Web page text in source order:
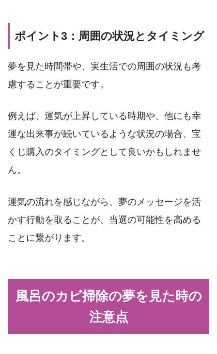
ポイント3：周囲の状況とタイミング
夢を見た時間帯や、実生活での周囲の状況も考
慮することが重要です。
例えば、運気が上昇している時期や、他にも幸
運な出来事が続いているような状況の場合、宝
くじ購入のタイミングとして良いかもしれませ
ん。
運気の流れを感じながら、夢のメッセージを活
かす行動を取ることが、当選の可能性を高める
ことに繋がります。
風呂のカビ掃除の夢を見た時の
注意点